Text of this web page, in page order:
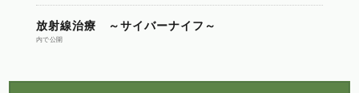
投
稿
放射線治療 ～サイバーナイフ～
内で公開